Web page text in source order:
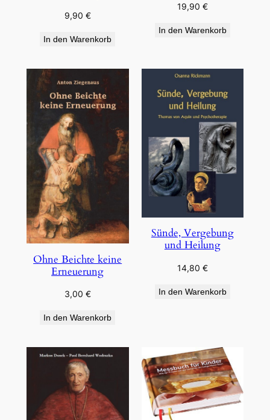
9,90 €
In den Warenkorb
19,90 €
In den Warenkorb
Ohne Beichte keine
Erneuerung
3,00 €
In den Warenkorb
Sünde, Vergebung
und Heilung
14,80 €
In den Warenkorb